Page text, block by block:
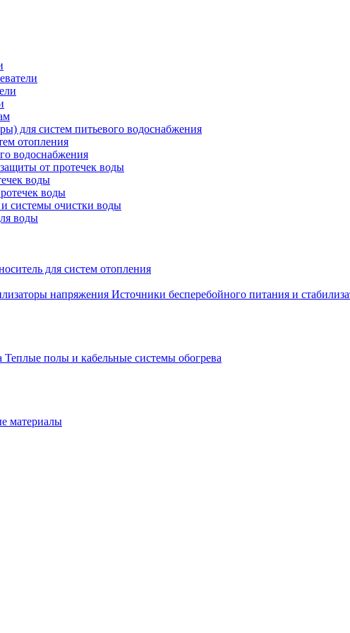
для систем питьевого водоснабжения
отопления
водоснабжения
от протечек воды
воды
воды
системы очистки воды
воды
для систем отопления
Источники бесперебойного питания и
Теплые полы и кабельные системы обогрева
материалы